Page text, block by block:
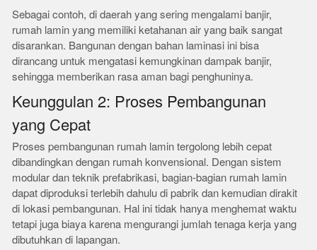
Sebagai contoh, di daerah yang sering mengalami banjir,
rumah lamin yang memiliki ketahanan air yang baik sangat
disarankan. Bangunan dengan bahan laminasi ini bisa
dirancang untuk mengatasi kemungkinan dampak banjir,
sehingga memberikan rasa aman bagi penghuninya.
Keunggulan 2: Proses Pembangunan
yang Cepat
Proses pembangunan rumah lamin tergolong lebih cepat
dibandingkan dengan rumah konvensional. Dengan sistem
modular dan teknik prefabrikasi, bagian-bagian rumah lamin
dapat diproduksi terlebih dahulu di pabrik dan kemudian dirakit
di lokasi pembangunan. Hal ini tidak hanya menghemat waktu
tetapi juga biaya karena mengurangi jumlah tenaga kerja yang
dibutuhkan di lapangan.